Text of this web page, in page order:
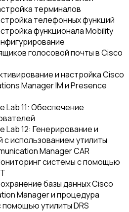
терминалов
телефонных функций
функционала Mobility
голосовой почты в Cisco
и настройка Cisco
Manager IM и Presence
Lab 11: Обеспечение
Lab 12: Генерирование и
использованием утилиты
Manager CAR
системы с помощью
базы данных Cisco
Manager и процедура
помощью утилиты DRS